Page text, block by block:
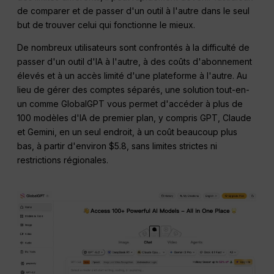
de comparer et de passer d'un outil à l'autre dans le seul
but de trouver celui qui fonctionne le mieux.
De nombreux utilisateurs sont confrontés à la difficulté de
passer d'un outil d'IA à l'autre, à des coûts d'abonnement
élevés et à un accès limité d'une plateforme à l'autre. Au
lieu de gérer des comptes séparés, une solution tout-en-
un comme GlobalGPT vous permet d'accéder à plus de
100 modèles d'IA de premier plan, y compris GPT, Claude
et Gemini, en un seul endroit, à un coût beaucoup plus
bas, à partir d'environ $5.8, sans limites strictes ni
restrictions régionales.